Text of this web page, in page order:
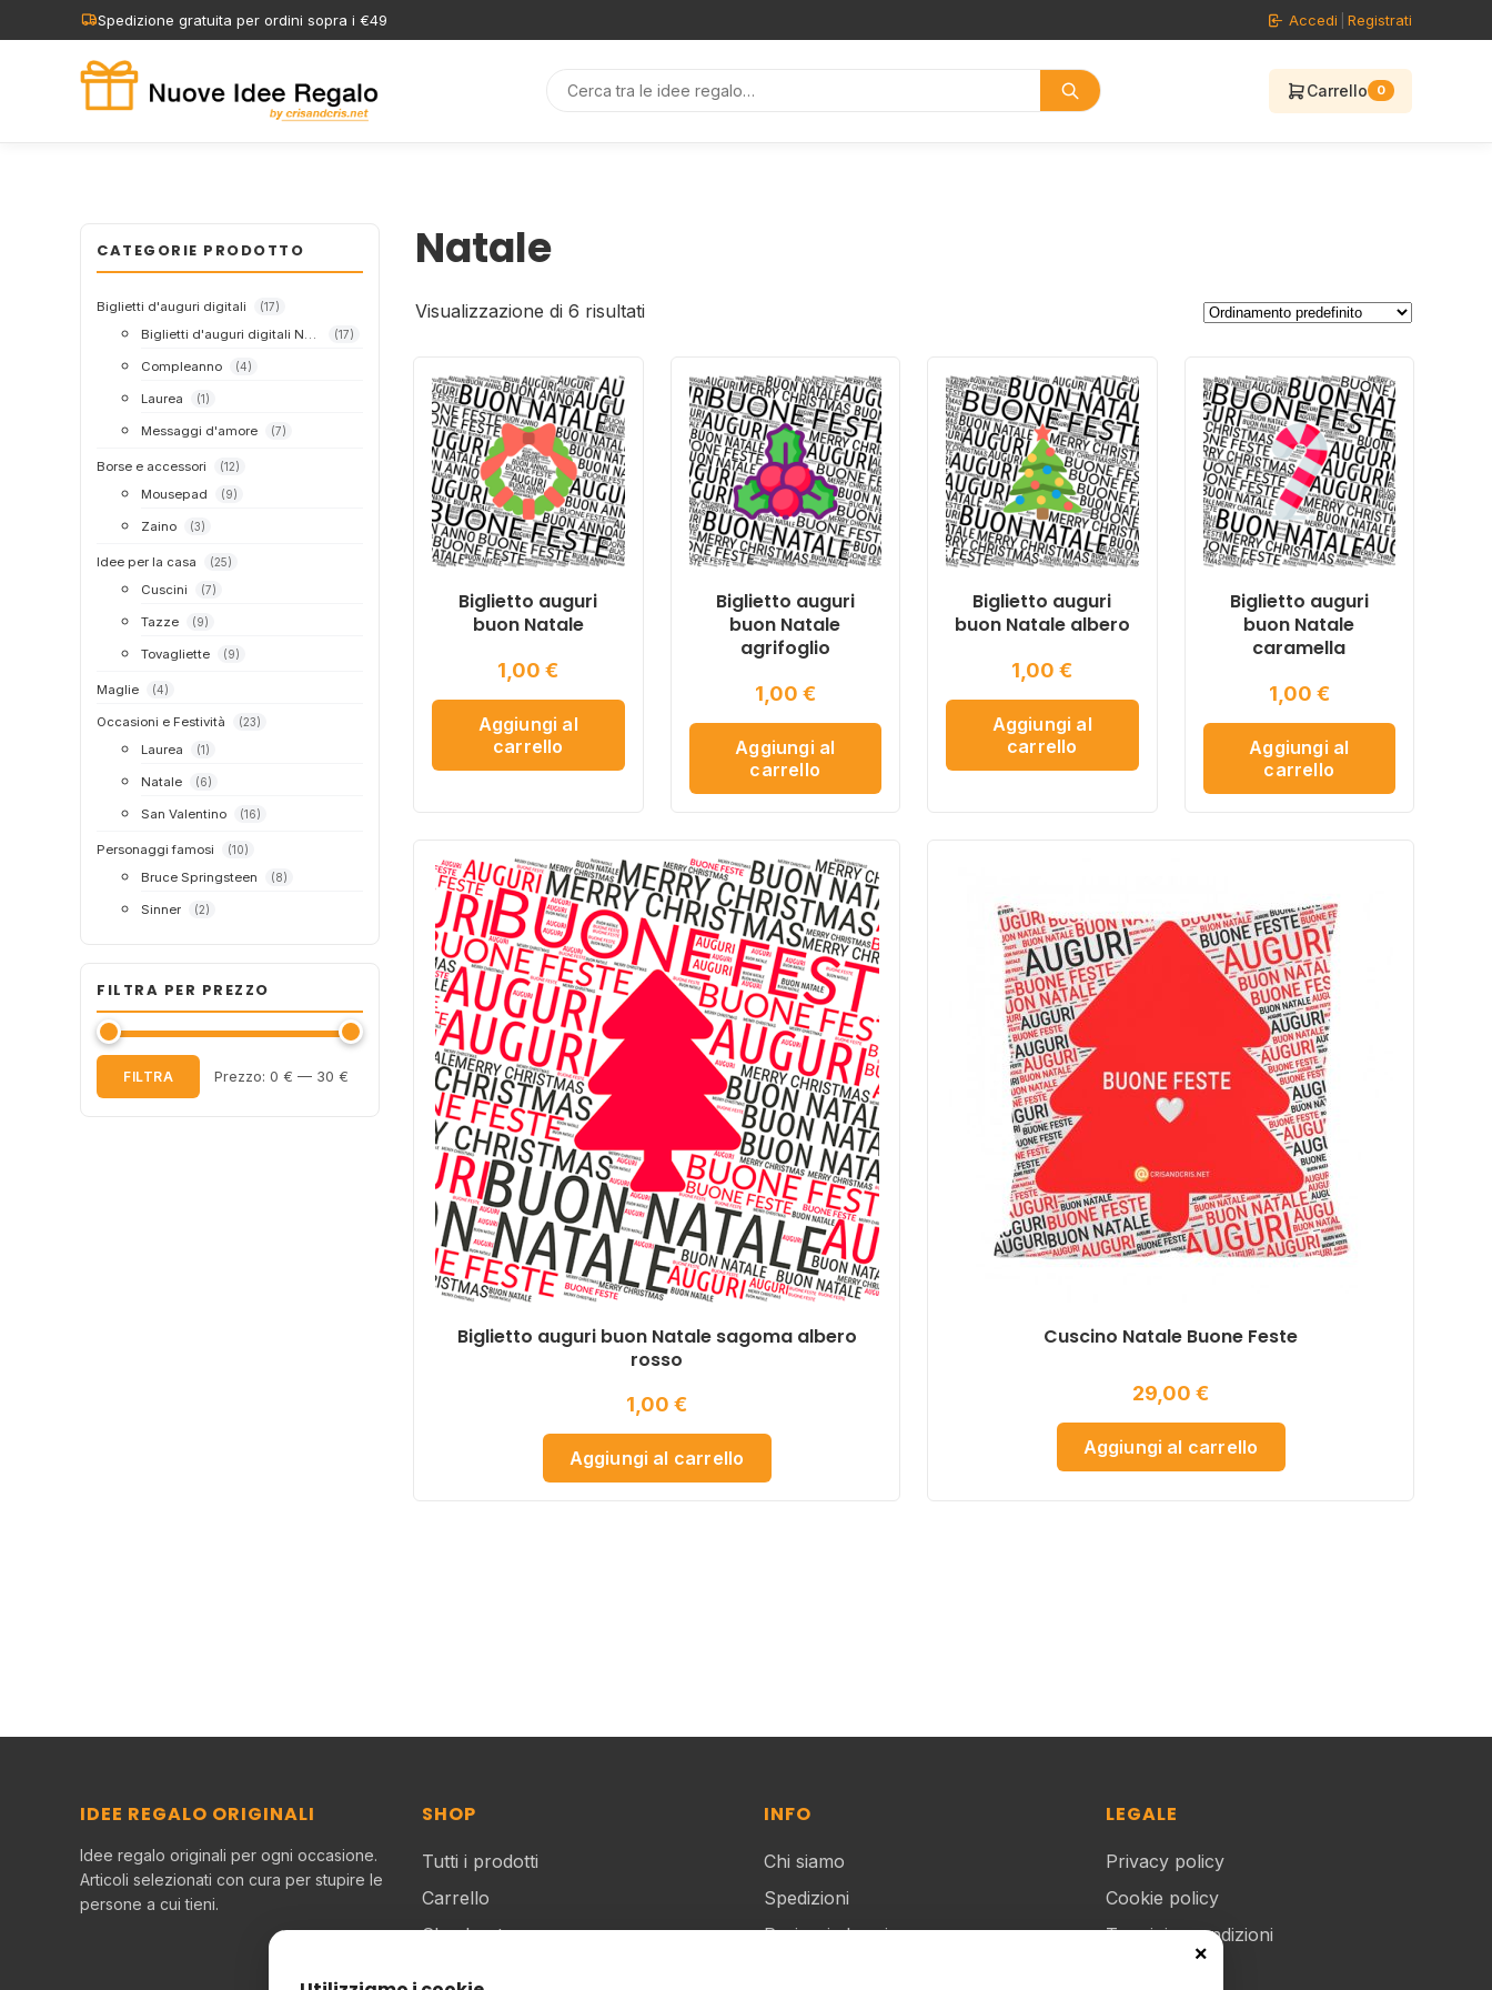
al
contenuto
Spedizione gratuita per ordini sopra i €49 Accedi Registrati
Carrello 0
CATEGORIE PRODOTTO
Biglietti d'auguri digitali (17)
(17)
Compleanno (4)
Laurea (1)
Messaggi d'amore (7)
Borse e accessori (12)
Mousepad (9)
Zaino (3)
Idee per la casa (25)
Cuscini (7)
Tazze (9)
Tovagliette (9)
Maglie (4)
Occasioni e Festività (23)
Laurea (1)
Natale (6)
San Valentino (16)
Personaggi famosi (10)
Bruce Springsteen (8)
Sinner (2)
FILTRA PER PREZZO
Prezzo
Prezzo
FILTRA Prezzo: 0 € — 30 €
Natale
Visualizzazione di 6 risultati
Biglietto auguri
buon Natale
1,00€
Aggiungi al
carrello
Biglietto auguri
buon Natale
agrifoglio
1,00 €
Aggiungi al
carrello
Biglietto auguri
buon Natale albero
1,00€
Aggiungi al
carrello
Biglietto auguri
buon Natale
caramella
1,00 €
Aggiungi al
carrello
Biglietto auguri buon Natale sagoma albero
rosso
1,00 €
Aggiungi al carrello
Cuscino Natale Buone Feste
29,00 €
Aggiungi al carrello
IDEE REGALO ORIGINALI
Idee regalo originali per ogni occasione.
Articoli selezionati con cura per stupire le
persone a cui tieni.
SHOP
Tutti i prodotti
Carrello
Checkout
INFO
Chi siamo
Spedizioni
Resi e rimborsi
LEGALE
Privacy policy
Cookie policy
Termini e condizioni
×